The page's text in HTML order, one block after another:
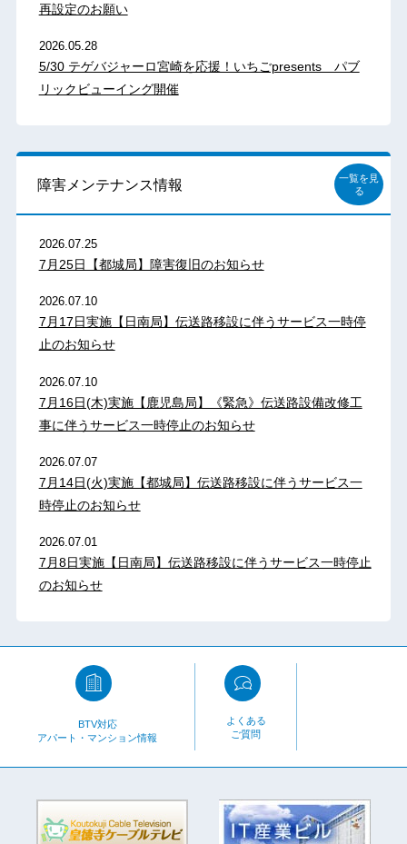
再設定のお願い
2026.05.28
5/30 テゲバジャーロ宮崎を応援！いちごpresents パブ
リックビューイング開催
障害メンテナンス情報
一覧を見
る
2026.07.25
7月25日【都城局】障害復旧のお知らせ
2026.07.10
7月17日実施【日南局】伝送路移設に伴うサービス一時停
止のお知らせ
2026.07.10
7月16日(木)実施【鹿児島局】《緊急》伝送路設備改修工
事に伴うサービス一時停止のお知らせ
2026.07.07
7月14日(火)実施【都城局】伝送路移設に伴うサービス一
時停止のお知らせ
2026.07.01
7月8日実施【日南局】伝送路移設に伴うサービス一時停止
のお知らせ
BTV対応
アパート・マンション情報
よくある
ご質問